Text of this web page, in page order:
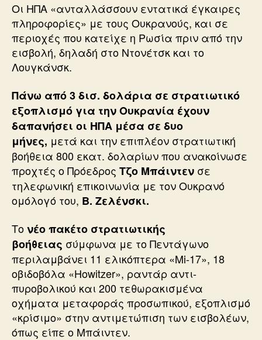
Οι ΗΠΑ «ανταλλάσσουν εντατικά έγκαιρες
πληροφορίες» με τους Ουκρανούς, και σε
περιοχές που κατείχε η Ρωσία πριν από την
εισβολή, δηλαδή στο Ντονέτσκ και το
Λουγκάνσκ.
Πάνω από 3 δισ. δολάρια σε στρατιωτικό
εξοπλισμό για την Ουκρανία έχουν
δαπανήσει οι ΗΠΑ μέσα σε δυο
μήνες, μετά και την επιπλέον στρατιωτική
βοήθεια 800 εκατ. δολαρίων που ανακοίνωσε
προχτές ο Πρόεδρος Τζο Μπάιντεν σε
τηλεφωνική επικοινωνία με τον Ουκρανό
ομόλογό του, Β. Ζελένσκι.
Τονέο πακέτο στρατιωτικής
βοήθειας σύμφωνα με το Πεντάγωνο
περιλαμβάνει 11 ελικόπτερα «Mi-17», 18
οβιδοβόλα «Howitzer», ραντάρ αντι-
πυροβολικού και 200 τεθωρακισμένα
οχήματα μεταφοράς προσωπικού, εξοπλισμό
«κρίσιμο» στην αντιμετώπιση των εισβολέων,
όπως είπε ο Μπάιντεν.